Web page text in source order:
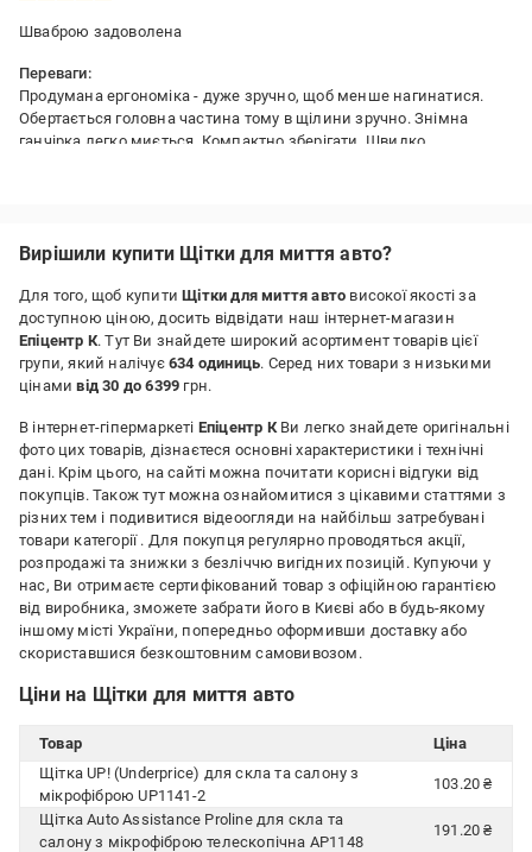
Шваброю задоволена
Переваги:
Продумана ергономіка - дуже зручно, щоб менше нагинатися.
Обертається головна частина тому в щілини зручно. Знімна
ганчірка легко миється. Компактно зберігати. Швидко
Вирішили купити Щітки для миття авто?
Для того, щоб купитиЩітки для миття авто високої якості за
доступною ціною, досить відвідати наш інтернет-магазин
Епіцентр К. Тут Ви знайдете широкий асортимент товарів цієї
групи, який налічує 634 одиниць. Серед них товари з низькими
цінамивід 30 до 6399 грн.
В інтернет-гіпермаркеті Епіцентр КВи легко знайдете оригінальні
фото цих товарів, дізнаєтеся основні характеристики і технічні
дані. Крім цього, на сайті можна почитати корисні відгуки від
покупців. Також тут можна ознайомитися з цікавими статтями з
різних тем і подивитися відеоогляди на найбільш затребувані
товари категорії . Для покупця регулярно проводяться акції,
розпродажі та знижки з безліччю вигідних позицій. Купуючи у
нас, Ви отримаєте сертифікований товар з офіційною гарантією
від виробника, зможете забрати його в Києві або в будь-якому
іншому місті України, попередньо оформивши доставку або
скориставшися безкоштовним самовивозом.
Ціни на Щітки для миття авто
Товар
Ціна
Щітка UP! (Underprice) для скла та салону з
мікрофіброю UP1141-2
103.20 ₴
Щітка Auto Assistance Proline для скла та
салону з мікрофіброю телескопічна AP1148
191.20 ₴